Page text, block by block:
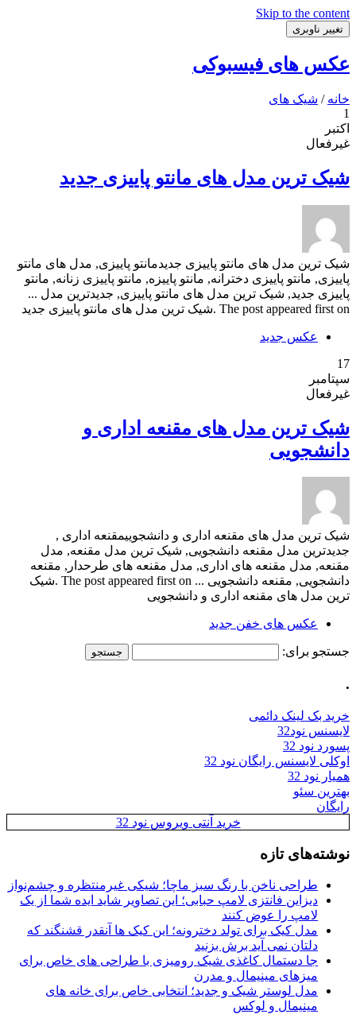
Skip to the content
تغییر ناوبری
عکس های فیسبوکی
خانه / شیک های
1
اکتبر
غیرفعال
شیک ترین مدل های مانتو پاییزی جدید
شیک ترین مدل های مانتو پاییزی جدیدمانتو پاییزی, مدل های مانتو
پاییزی, مانتو پاییزی دخترانه, مانتو پاییزه, مانتو پاییزی زنانه, مانتو
پاییزی جدید, شیک ترین مدل های مانتو پاییزی, جدیدترین مدل ...
The post appeared first on .شیک ترین مدل های مانتو پاییزی جدید
عکس جدید
17
سپتامبر
غیرفعال
شیک ترین مدل های مقنعه اداری و
دانشجویی
شیک ترین مدل های مقنعه اداری و دانشجوییمقنعه اداری ,
جدیدترین مدل مقنعه دانشجویی, شیک ترین مدل مقنعه, مدل
مقنعه, مدل مقنعه های اداری, مدل مقنعه های طرحدار, مقنعه
دانشجویی, مقنعه دانشجویی ... The post appeared first on .شیک
ترین مدل های مقنعه اداری و دانشجویی
عکس های خفن جدید
جستجو برای:
.
خرید بک لینک دائمی
لایسنس نود32
پسورد نود 32
اوکلی لایسنس رایگان نود 32
همیار نود 32
بهترین سئو
رایگان
خرید آنتی ویروس نود 32
نوشته‌های تازه
طراحی ناخن با رنگ سبز ماچا؛ شیکی غیرمنتظره و چشم‌نواز
دیزاین فانتزی لامپ حبابی؛ این تصاویر شاید ایده شما از یک
لامپ را عوض کنند
مدل کیک برای تولد دخترونه؛ این کیک ها آنقدر قشنگند که
دلتان نمی آید برش بزنید
جا دستمال کاغذی شیک رومیزی با طراحی های خاص برای
میزهای مینیمال و مدرن
مدل لوستر شیک و جدید؛ انتخابی خاص برای خانه های
مینیمال و لوکس